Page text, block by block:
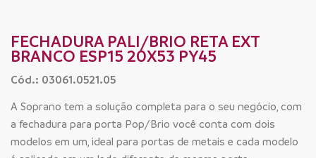
FECHADURA PALI/BRIO RETA EXT
BRANCO ESP15 20X53 PY45
Cód.: 03061.0521.05
A Soprano tem a solução completa para o seu negócio, com
a fechadura para porta Pop/Brio você conta com dois
modelos em um, ideal para portas de metais e cada modelo